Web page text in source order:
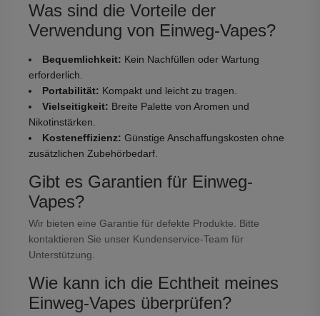
Was sind die Vorteile der
Verwendung von Einweg-Vapes?
Bequemlichkeit: Kein Nachfüllen oder Wartung
erforderlich.
Portabilität: Kompakt und leicht zu tragen.
Vielseitigkeit: Breite Palette von Aromen und
Nikotinstärken.
Kosteneffizienz: Günstige Anschaffungskosten ohne
zusätzlichen Zubehörbedarf.
Gibt es Garantien für Einweg-
Vapes?
Wir bieten eine Garantie für defekte Produkte. Bitte
kontaktieren Sie unser Kundenservice-Team für
Unterstützung.
Wie kann ich die Echtheit meines
Einweg-Vapes überprüfen?